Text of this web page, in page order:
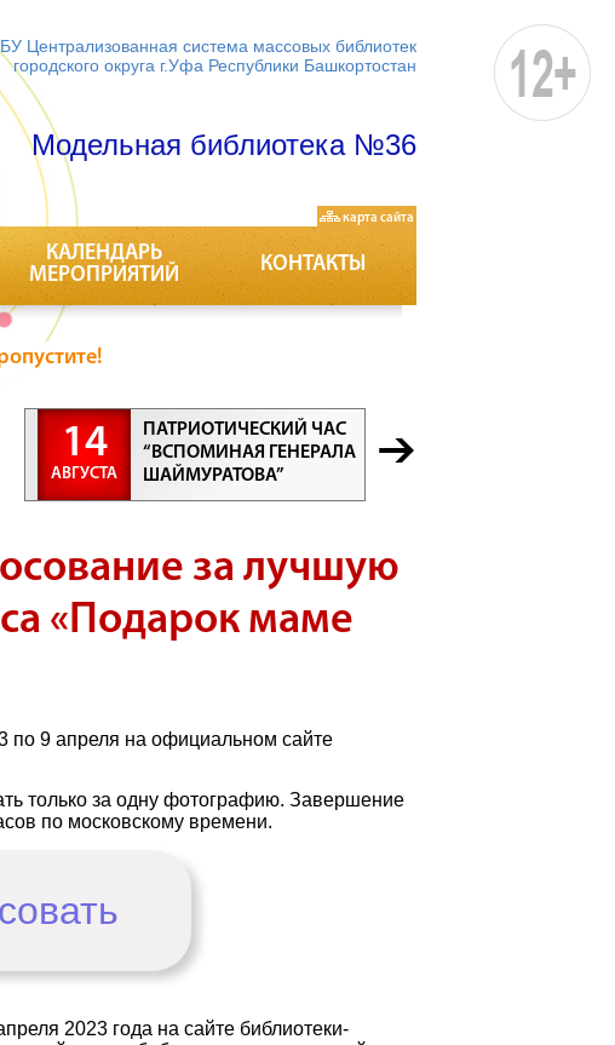
Централизованная система массовых библиотек
городского округа г.Уфа Республики Башкортостан
Модельная библиотека №36
КАЛЕНДАРЬ
МЕРОПРИЯТИЙ
КОНТАКТЫ
карта сайта
14
АВГУСТА
ПАТРИОТИЧЕСКИЙ ЧАС
“ВСПОМИНАЯ ГЕНЕРАЛА
ШАЙМУРАТОВА”
за лучшую
«Подарок маме
по 9 апреля на официальном сайте
только за одну фотографию. Завершение
по московскому времени.
2023 года на сайте библиотеки-